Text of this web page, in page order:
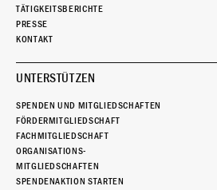
TÄTIGKEITSBERICHTE
PRESSE
KONTAKT
UNTERSTÜTZEN
SPENDEN UND MITGLIEDSCHAFTEN
FÖRDERMITGLIEDSCHAFT
FACHMITGLIEDSCHAFT
ORGANISATIONS-
MITGLIEDSCHAFTEN
SPENDENAKTION STARTEN